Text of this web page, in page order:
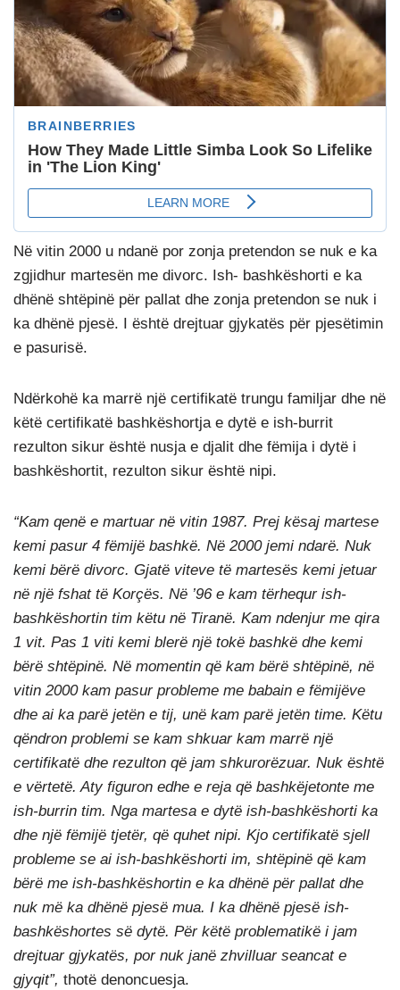
Në vitin 2000 u ndanë por zonja pretendon se nuk e ka
zgjidhur martesën me divorc. Ish- bashkëshorti e ka
dhënë shtëpinë për pallat dhe zonja pretendon se nuk i
ka dhënë pjesë. I është drejtuar gjykatës për pjesëtimin
e pasurisë.
Ndërkohë ka marrë një certifikatë trungu familjar dhe në
këtë certifikatë bashkëshortja e dytë e ish-burrit
rezulton sikur është nusja e djalit dhe fëmija i dytë i
bashkëshortit, rezulton sikur është nipi.
“Kam qenë e martuar në vitin 1987. Prej kësaj martese
kemi pasur 4 fëmijë bashkë. Në 2000 jemi ndarë. Nuk
kemi bërë divorc. Gjatë viteve të martesës kemi jetuar
në një fshat të Korçës. Në ’96 e kam tërhequr ish-
bashkëshortin tim këtu në Tiranë. Kam ndenjur me qira
1 vit. Pas 1 viti kemi blerë një tokë bashkë dhe kemi
bërë shtëpinë. Në momentin që kam bërë shtëpinë, në
vitin 2000 kam pasur probleme me babain e fëmijëve
dhe ai ka parë jetën e tij, unë kam parë jetën time. Këtu
qëndron problemi se kam shkuar kam marrë një
certifikatë dhe rezulton që jam shkurorëzuar. Nuk është
e vërtetë. Aty figuron edhe e reja që bashkëjetonte me
ish-burrin tim. Nga martesa e dytë ish-bashkëshorti ka
dhe një fëmijë tjetër, që quhet nipi. Kjo certifikatë sjell
probleme se ai ish-bashkëshorti im, shtëpinë që kam
bërë me ish-bashkëshortin e ka dhënë për pallat dhe
nuk më ka dhënë pjesë mua. I ka dhënë pjesë ish-
bashkëshortes së dytë. Për këtë problematikë i jam
drejtuar gjykatës, por nuk janë zhvilluar seancat e
gjyqit”, thotë denoncuesja.